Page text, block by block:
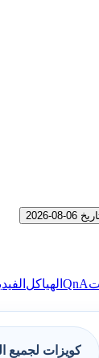
QnA الهياكل
كويزات لجميع